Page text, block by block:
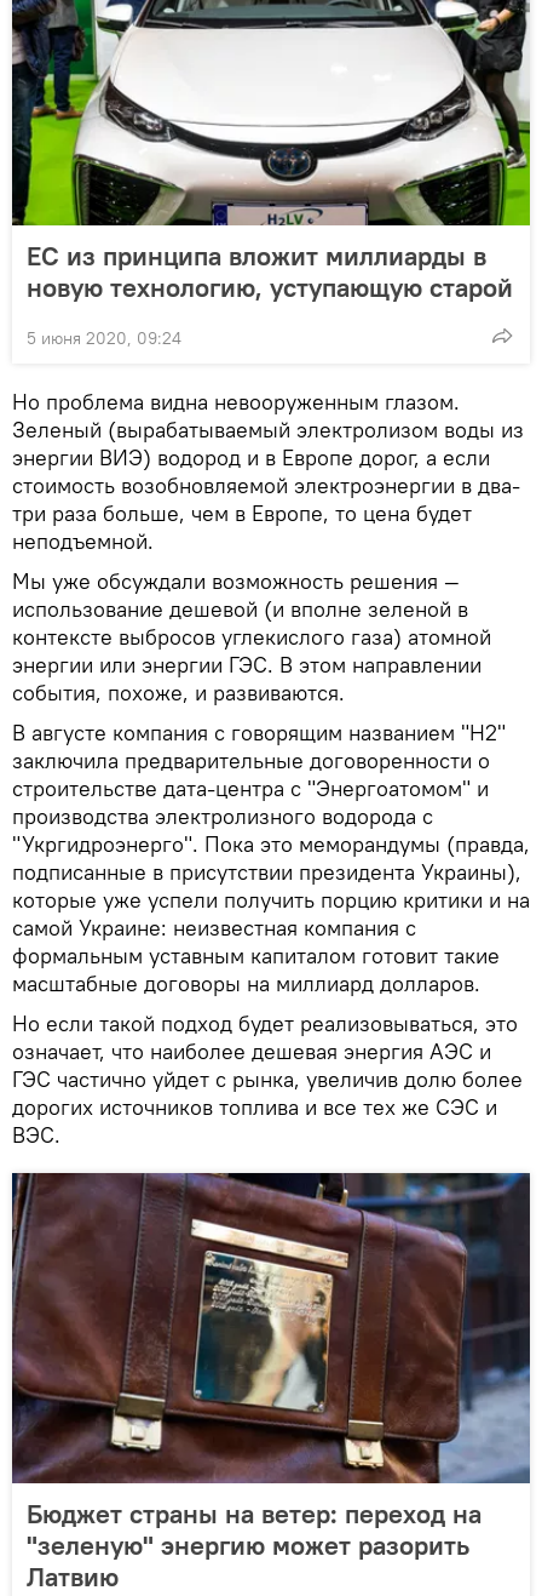
ЕС из принципа вложит миллиарды в
новую технологию, уступающую старой
5 июня 2020, 09:24
Но проблема видна невооруженным глазом.
Зеленый (вырабатываемый электролизом воды из
энергии ВИЭ) водород и в Европе дорог, а если
стоимость возобновляемой электроэнергии в два-
три раза больше, чем в Европе, то цена будет
неподъемной.
Мы уже обсуждали возможность решения —
использование дешевой (и вполне зеленой в
контексте выбросов углекислого газа) атомной
энергии или энергии ГЭС. В этом направлении
события, похоже, и развиваются.
В августе компания с говорящим названием "H2"
заключила предварительные договоренности о
строительстве дата-центра с "Энергоатомом" и
производства электролизного водорода с
"Укргидроэнерго". Пока это меморандумы (правда,
подписанные в присутствии президента Украины),
которые уже успели получить порцию критики и на
самой Украине: неизвестная компания с
формальным уставным капиталом готовит такие
масштабные договоры на миллиард долларов.
Но если такой подход будет реализовываться, это
означает, что наиболее дешевая энергия АЭС и
ГЭС частично уйдет с рынка, увеличив долю более
дорогих источников топлива и все тех же СЭС и
ВЭС.
Бюджет страны на ветер: переход на
"зеленую" энергию может разорить
Латвию